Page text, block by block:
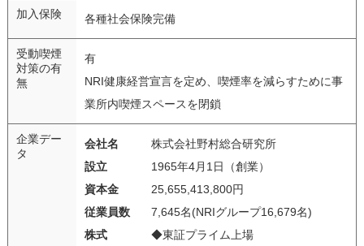
加入保険 各種社会保険完備
受動喫煙
対策の有
無
有
NRI健康経営宣言を定め、喫煙率を減らすために事
業所内喫煙スペースを閉鎖
企業デー
タ
会社名
株式会社野村総合研究所
設立
1965年4月1日（創業）
資本金
25,655,413,800円
従業員数
7,645名(NRIグループ16,679名)
株式
◆東証プライム上場